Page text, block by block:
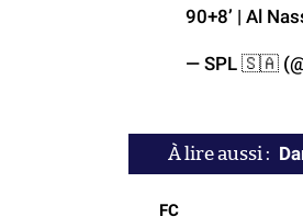
90+8’ | Al
— SPL 🇸🇦
FC